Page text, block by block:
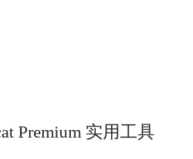
Premium 实用工具